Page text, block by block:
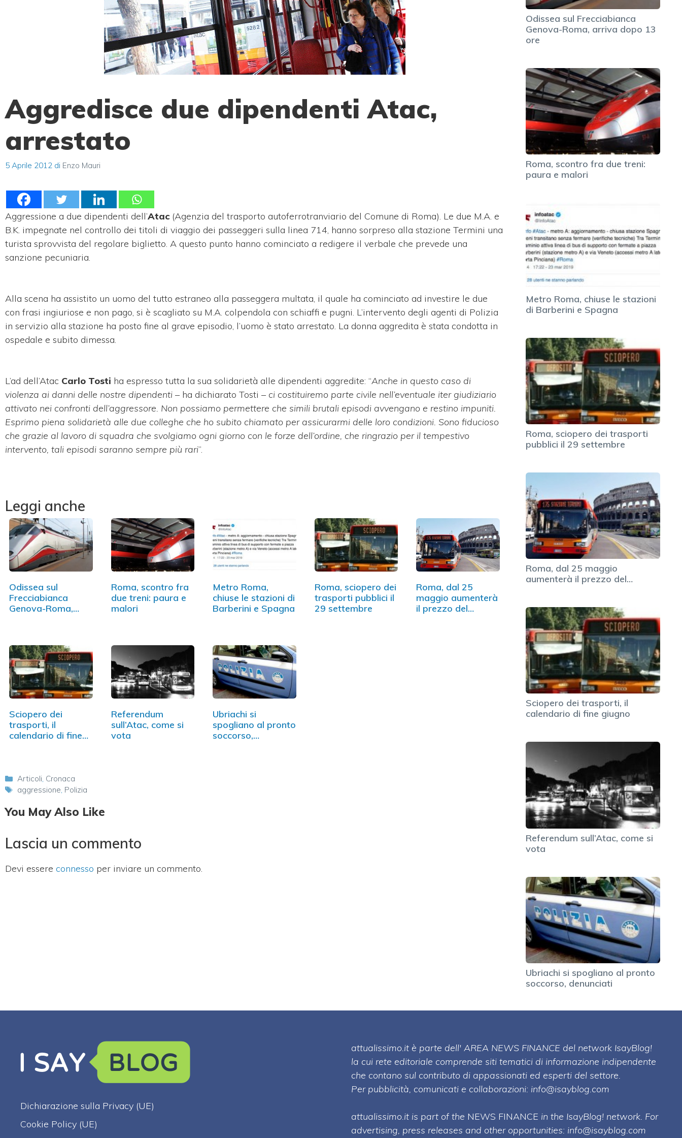
Aggredisce due dipendenti Atac,
arrestato
5 Aprile 2012 di Enzo Mauri
Aggressione a due dipendenti dell’Atac (Agenzia del trasporto autoferrotranviario del Comune di Roma). Le due M.A. e
B.K. impegnate nel controllo dei titoli di viaggio dei passeggeri sulla linea 714, hanno sorpreso alla stazione Termini una
turista sprovvista del regolare biglietto. A questo punto hanno cominciato a redigere il verbale che prevede una
sanzione pecuniaria.
Alla scena ha assistito un uomo del tutto estraneo alla passeggera multata, il quale ha cominciato ad investire le due
con frasi ingiuriose e non pago, si è scagliato su M.A. colpendola con schiaffi e pugni. L’intervento degli agenti di Polizia
in servizio alla stazione ha posto fine al grave episodio, l’uomo è stato arrestato. La donna aggredita è stata condotta in
ospedale e subito dimessa.
L’ad dell’Atac Carlo Tosti ha espresso tutta la sua solidarietà alle dipendenti aggredite: “Anche in questo caso di
violenza ai danni delle nostre dipendenti – ha dichiarato Tosti – ci costituiremo parte civile nell’eventuale iter giudiziario
attivato nei confronti dell’aggressore. Non possiamo permettere che simili brutali episodi avvengano e restino impuniti.
Esprimo piena solidarietà alle due colleghe che ho subito chiamato per assicurarmi delle loro condizioni. Sono fiducioso
che grazie al lavoro di squadra che svolgiamo ogni giorno con le forze dell’ordine, che ringrazio per il tempestivo
intervento, tali episodi saranno sempre più rari”.
Leggi anche
Odissea sul
Frecciabianca
Genova-Roma,
Roma, scontro fra
due treni: paura e
malori
Metro Roma,
chiuse le stazioni di
Barberini e Spagna
Roma, sciopero dei
trasporti pubblici il
29 settembre
Roma, dal 25
maggio aumenterà
il prezzo del…
Sciopero dei
trasporti, il
calendario di fine
Referendum
sull’Atac, come si
vota
Ubriachi si
spogliano al pronto
soccorso,
Categorie
Articoli, Cronaca
Tag
aggressione, Polizia
You May Also Like
Lascia un commento
Devi essere connesso per inviare un commento.
Odissea sul Frecciabianca
Genova-Roma, arriva dopo 13
ore
Roma, scontro fra due treni:
paura e malori
Metro Roma, chiuse le stazioni
di Barberini e Spagna
Roma, sciopero dei trasporti
pubblici il 29 settembre
Roma, dal 25 maggio
aumenterà il prezzo del…
Sciopero dei trasporti, il
calendario di fine giugno
Referendum sull’Atac, come si
vota
Ubriachi si spogliano al pronto
soccorso, denunciati
Dichiarazione sulla Privacy (UE)
Cookie Policy (UE)
attualissimo.it è parte dell' AREA NEWS FINANCE del network IsayBlog!
la cui rete editoriale comprende siti tematici di informazione indipendente
che contano sul contributo di appassionati ed esperti del settore.
Per pubblicità, comunicati e collaborazioni: info@isayblog.com
attualissimo.it is part of the NEWS FINANCE in the IsayBlog! network. For
advertising, press releases and other opportunities: info@isayblog.com